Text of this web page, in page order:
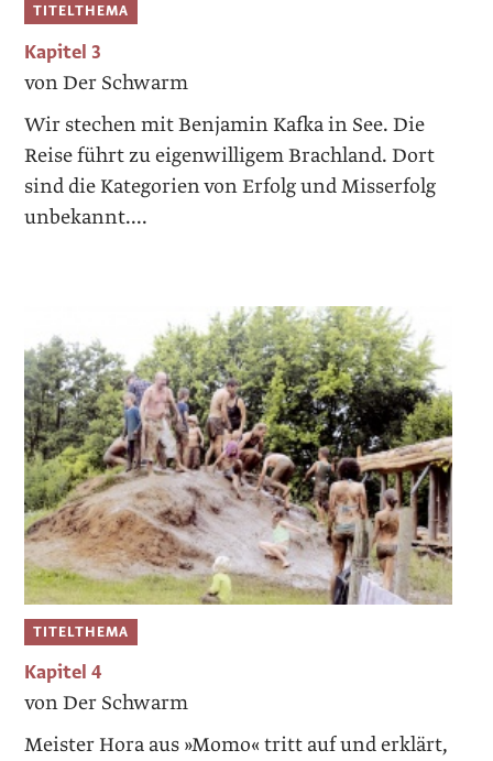
TITELTHEMA
Kapitel 3
von Der Schwarm
Wir stechen mit Benjamin Kafka in See. Die
Reise führt zu eigenwilligem Brachland. Dort
sind die Kategorien von Erfolg und Misserfolg
unbekannt....
TITELTHEMA
Kapitel 4
von Der Schwarm
Meister Hora aus »Momo« tritt auf und erklärt,